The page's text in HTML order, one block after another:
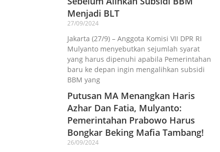
Menjadi BLT
27/09/2024
Jakarta (27/9) – Anggota Komisi VII DPR RI
Mulyanto menyebutkan sejumlah syarat
yang harus dipenuhi apabila Pemerintahan
baru ke depan ingin mengalihkan subsidi
BBM yang
Putusan MA Menangkan Haris
Azhar Dan Fatia, Mulyanto:
Pemerintahan Prabowo Harus
Bongkar Beking Mafia Tambang!
26/09/2024